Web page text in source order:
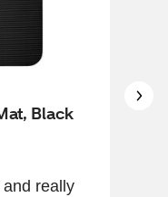
Black
really